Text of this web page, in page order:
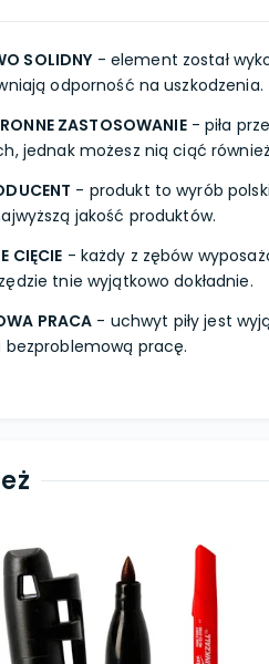
SOLIDNY - element został
odporność na uszkodzenia.
ZASTOSOWANIE- piła
jednak możesz nią ciąć
- produkt to wyrób
jakość produktów.
CIĘCIE - każdy z zębów
tnie wyjątkowo dokładnie.
PRACA - uchwyt piły jest
bezproblemową pracę.